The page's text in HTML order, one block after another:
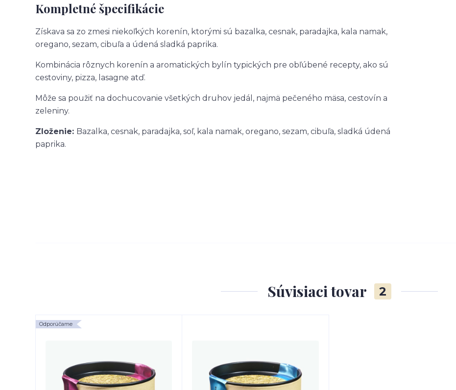
Kompletné špecifikácie
Získava sa zo zmesi niekoľkých korenín, ktorými sú bazalka, cesnak, paradajka, kala namak,
oregano, sezam, cibuľa a údená sladká paprika.
Kombinácia rôznych korenín a aromatických bylín typických pre obľúbené recepty, ako sú
cestoviny, pizza, lasagne atď.
Môže sa použiť na dochucovanie všetkých druhov jedál, najmä pečeného mäsa, cestovín a
zeleniny.
Zloženie: Bazalka, cesnak, paradajka, soľ, kala namak, oregano, sezam, cibuľa, sladká údená
paprika.
Súvisiaci tovar 2
Odporúčame